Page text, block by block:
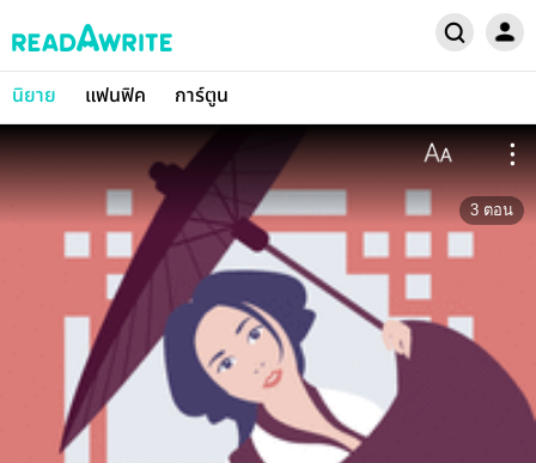
นิยาย แฟนฟิค การ์ตูน
3 ตอน